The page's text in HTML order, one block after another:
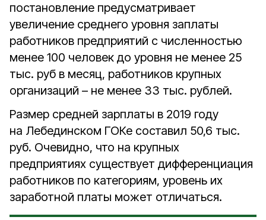
постановление предусматривает
увеличение среднего уровня заплаты
работников предприятий с численностью
менее 100 человек до уровня не менее 25
тыс. руб в месяц, работников крупных
организаций – не менее 33 тыс. рублей.
Размер средней зарплаты в 2019 году
на Лебединском ГОКе составил 50,6 тыс.
руб. Очевидно, что на крупных
предприятиях существует дифференциация
работников по категориям, уровень их
заработной платы может отличаться.